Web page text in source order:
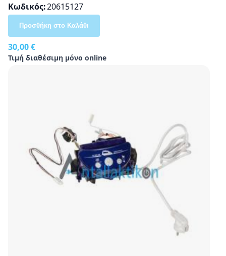
Κωδικός 20615127
30,00 €
Τιμή διαθέσιμη μόνο online
Προσθήκη στο Καλάθι